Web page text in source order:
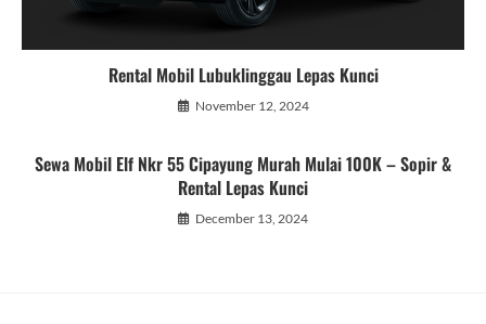
Rental Mobil Lubuklinggau Lepas Kunci
November 12, 2024
Sewa Mobil Elf Nkr 55 Cipayung Murah Mulai 100K – Sopir &
Rental Lepas Kunci
December 13, 2024